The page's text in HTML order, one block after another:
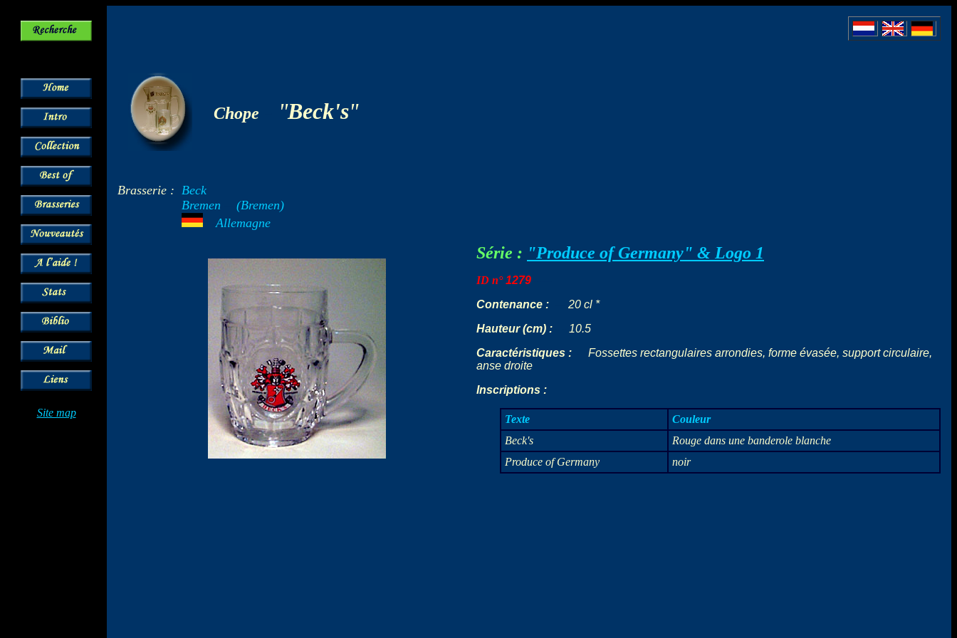
Site map
Chope "Beck's"
Brasserie : Beck
Bremen
(Bremen)
---Allemagne
Série : "Produce of Germany" & Logo 1
ID n°1279
Contenance :
20 cl *
Hauteur (cm) :
10.5
Caractéristiques :
Fossettes rectangulaires arrondies, forme évasée, support circulaire,
anse droite
Inscriptions :
Texte
Couleur
Beck's
Rouge dans une banderole blanche
Produce of Germany
noir